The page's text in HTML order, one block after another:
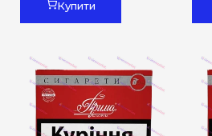
Купити